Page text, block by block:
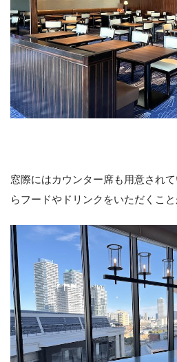
窓際にはカウンター席も用意され
らフードやドリンクをいただくこと